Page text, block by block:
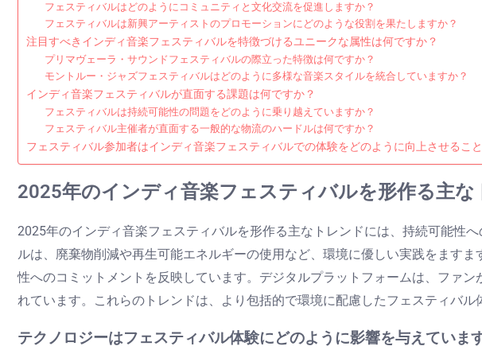
フェスティバルはどのようにコミュニティと文化交流を促進しますか？
フェスティバルは新興アーティストのプロモーションにどのような役割を果たしますか？
注目すべきインディ音楽フェスティバルを特徴づけるユニークな属性は何ですか？
プリマヴェーラ・サウンドフェスティバルの際立った特徴は何ですか？
モントルー・ジャズフェスティバルはどのように多様な音楽スタイルを統合していますか？
インディ音楽フェスティバルが直面する課題は何ですか？
フェスティバルは持続可能性の問題をどのように乗り越えていますか？
フェスティバル主催者が直面する一般的な物流のハードルは何ですか？
フェスティバル参加者はインディ音楽フェスティバルでの体験をどのように向上させるこ
2025年のインディ音楽フェスティバルを形作る主な
2025年のインディ音楽フェスティバルを形作る主なトレンドには、持続可能性
ルは、廃棄物削減や再生可能エネルギーの使用など、環境に優しい実践をます
性へのコミットメントを反映しています。デジタルプラットフォームは、ファ
れています。これらのトレンドは、より包括的で環境に配慮したフェスティバル
テクノロジーはフェスティバル体験にどのように影響を与えていま